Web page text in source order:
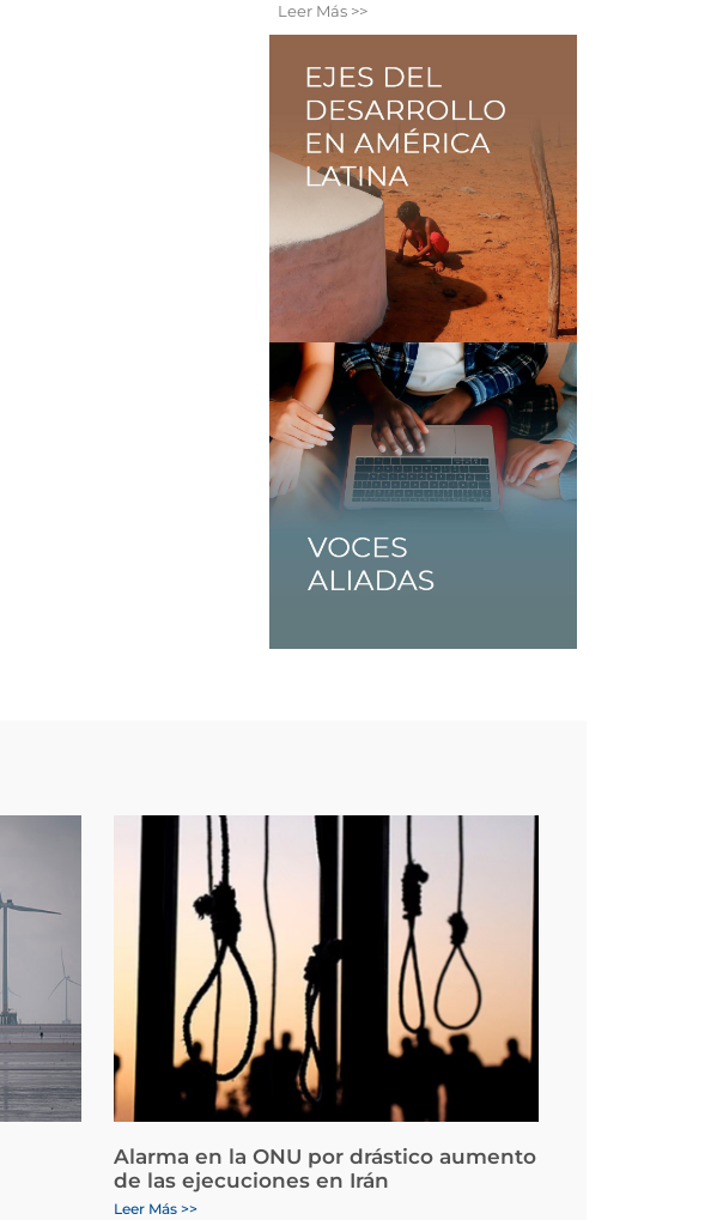
Leer Más >>
Alarma en la ONU por drástico aumento
de las ejecuciones en Irán
Leer Más >>